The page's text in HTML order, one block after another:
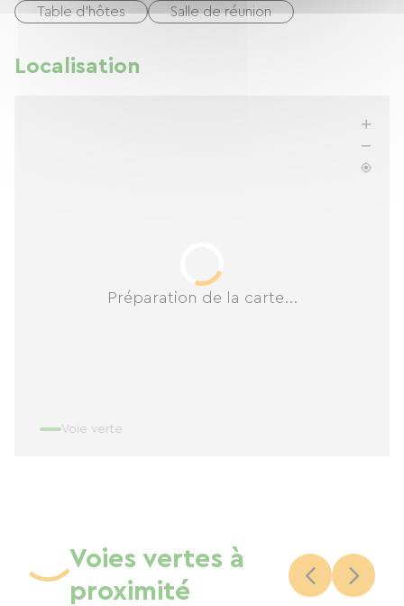
Table d'hôtes Salle de réunion
Localisation
Préparation de la carte...
Voie verte
Voies vertes à
proximité